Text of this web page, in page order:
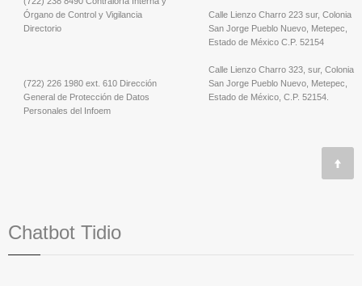
Órgano de Control y Vigilancia
Directorio
(722) 226 1980 ext. 610 Dirección
General de Protección de Datos
Personales del Infoem
Calle Lienzo Charro 223 sur, Colonia
San Jorge Pueblo Nuevo, Metepec,
Estado de México C.P. 52154
Calle Lienzo Charro 323, sur, Colonia
San Jorge Pueblo Nuevo, Metepec,
Estado de México, C.P. 52154.
Chatbot Tidio